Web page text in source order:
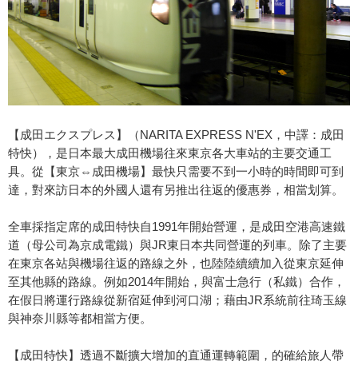
【成田エクスプレス】（NARITA EXPRESS N'EX，中譯：成田
特快），是日本最大成田機場往來東京各大車站的主要交通工
具。從【東京⇔成田機場】最快只需要不到一小時的時間即可到
達，對來訪日本的外國人還有另推出往返的優惠券，相當划算。
全車採指定席的成田特快自1991年開始營運，是成田空港高速鐵
道（母公司為京成電鐵）與JR東日本共同營運的列車。除了主要
在東京各站與機場往返的路線之外，也陸陸續續加入從東京延伸
至其他縣的路線。例如2014年開始，與富士急行（私鐵）合作，
在假日將運行路線從新宿延伸到河口湖；藉由JR系統前往琦玉線
與神奈川縣等都相當方便。
【成田特快】透過不斷擴大增加的直通運轉範圍，的確給旅人帶